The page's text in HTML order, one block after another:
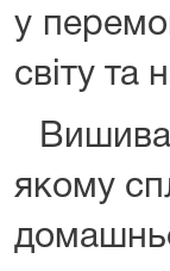
у
світу та
якому